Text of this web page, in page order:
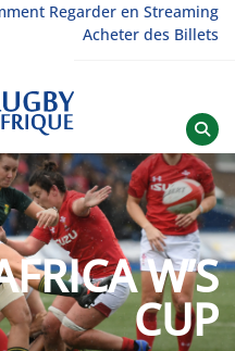
Regarder en Streaming
Acheter des Billets
W’S
CUP